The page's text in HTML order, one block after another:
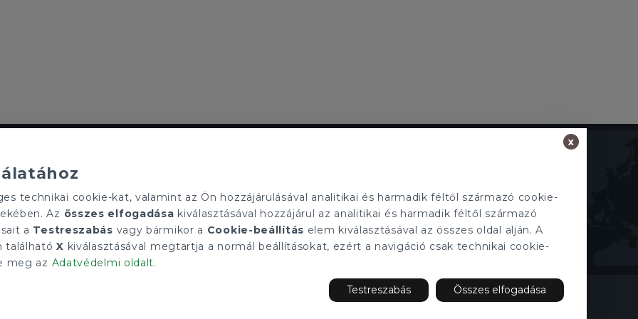
1068 Budapest, Király utca 102
+36 1 352 1900
info@tecnocasa.hu
Tunézia,Thaiföld,San Marino
27421275-2-42 - 1068 Budapest, Király utca 102.. Minden ügynökségnek saját tulajdonosa van és önállóan működik.
technikai cookie-kat, valamint az Ön hozzájárulásával analitikai és harmadik féltől származó cookie-
Az összes elfogadása kiválasztásával hozzájárul az analitikai és harmadik féltől származó
a Testreszabás vagy bármikor a Cookie-beállítás elem kiválasztásával az összes oldal alján. A
találhatóX kiválasztásával megtartja a normál beállításokat, ezért a navigáció csak technikai cookie-
meg az Adatvédelmi oldalt.
x
Összes elfogadása
Testreszabás